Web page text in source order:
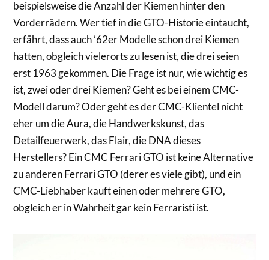
beispielsweise die Anzahl der Kiemen hinter den
Vorderrädern. Wer tief in die GTO-Historie eintaucht,
erfährt, dass auch ’62er Modelle schon drei Kiemen
hatten, obgleich vielerorts zu lesen ist, die drei seien
erst 1963 gekommen. Die Frage ist nur, wie wichtig es
ist, zwei oder drei Kiemen? Geht es bei einem CMC-
Modell darum? Oder geht es der CMC-Klientel nicht
eher um die Aura, die Handwerkskunst, das
Detailfeuerwerk, das Flair, die DNA dieses
Herstellers? Ein CMC Ferrari GTO ist keine Alternative
zu anderen Ferrari GTO (derer es viele gibt), und ein
CMC-Liebhaber kauft einen oder mehrere GTO,
obgleich er in Wahrheit gar kein Ferraristi ist.